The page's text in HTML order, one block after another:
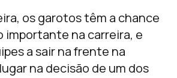
os garotos têm a chance
importante na carreira, e
a sair na frente na
na decisão de um dos